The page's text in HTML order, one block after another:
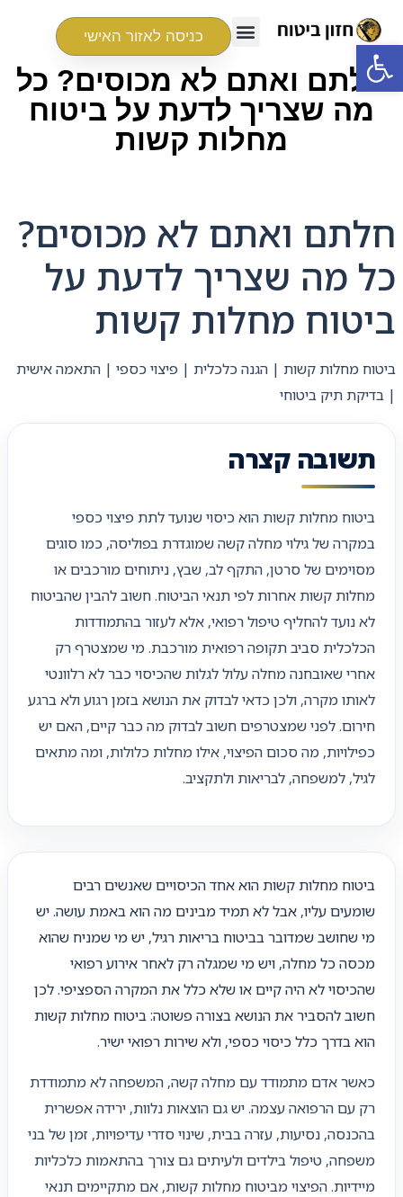
פתח סרגל נגישות כניסה לאזור האישי
חלתם ואתם לא מכוסים? כל
מה שצריך לדעת על ביטוח
מחלות קשות
חלתם ואתם לא מכוסים?
כל מה שצריך לדעת על
ביטוח מחלות קשות
ביטוח מחלות קשות | הגנה כלכלית | פיצוי כספי | התאמה אישית
| בדיקת תיק ביטוחי
תשובה קצרה
ביטוח מחלות קשות הוא כיסוי שנועד לתת פיצוי כספי
במקרה של גילוי מחלה קשה שמוגדרת בפוליסה, כמו סוגים
מסוימים של סרטן, התקף לב, שבץ, ניתוחים מורכבים או
מחלות קשות אחרות לפי תנאי הביטוח. חשוב להבין שהביטוח
לא נועד להחליף טיפול רפואי, אלא לעזור בהתמודדות
הכלכלית סביב תקופה רפואית מורכבת. מי שמצטרף רק
אחרי שאובחנה מחלה עלול לגלות שהכיסוי כבר לא רלוונטי
לאותו מקרה, ולכן כדאי לבדוק את הנושא בזמן רגוע ולא ברגע
חירום. לפני שמצטרפים חשוב לבדוק מה כבר קיים, האם יש
כפילויות, מה סכום הפיצוי, אילו מחלות כלולות, ומה מתאים
לגיל, למשפחה, לבריאות ולתקציב.
ביטוח מחלות קשות הוא אחד הכיסויים שאנשים רבים
שומעים עליו, אבל לא תמיד מבינים מה הוא באמת עושה. יש
מי שחושב שמדובר בביטוח בריאות רגיל, יש מי שמניח שהוא
מכסה כל מחלה, ויש מי שמגלה רק לאחר אירוע רפואי
שהכיסוי לא היה קיים או שלא כלל את המקרה הספציפי. לכן
חשוב להסביר את הנושא בצורה פשוטה: ביטוח מחלות קשות
הוא בדרך כלל כיסוי כספי, ולא שירות רפואי ישיר.
כאשר אדם מתמודד עם מחלה קשה, המשפחה לא מתמודדת
רק עם הרפואה עצמה. יש גם הוצאות נלוות, ירידה אפשרית
בהכנסה, נסיעות, עזרה בבית, שינוי סדרי עדיפויות, זמן של בני
משפחה, טיפול בילדים ולעיתים גם צורך בהתאמות כלכליות
מיידיות. הפיצוי מביטוח מחלות קשות, אם מתקיימים תנאי